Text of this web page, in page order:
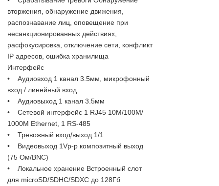
вторжения, обнаружение движения,
распознавание лиц, оповещение при
несанкционированных действиях,
расфокусировка, отключение сети, конфликт
IP адресов, ошибка хранилища
Интерфейс
• Аудиовход 1 канал 3.5мм, микрофонный
вход / линейный вход
• Аудиовыход 1 канал 3.5мм
• Сетевой интерфейс 1 RJ45 10M/100M/
1000М Ethernet, 1 RS-485
• Тревожный вход/выход 1/1
• Видеовыход 1Vp-p композитный выход
(75 Ом/BNC)
• Локальное хранение Встроенный слот
для microSD/SDHC/SDXC до 128Гб